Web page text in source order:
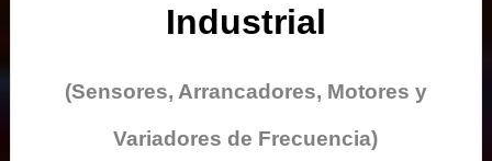
Industrial
(Sensores, Arrancadores, Motores y
Variadores de Frecuencia)